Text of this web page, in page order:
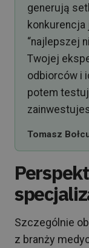
generują
konkurencja
“najlepszej
Twojej
odbiorców i
potem testuj
Tomasz
Szczególnie
z branży